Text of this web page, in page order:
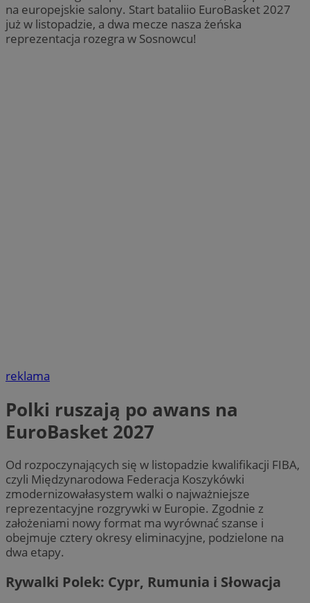
na europejskie salony. Start bataliio EuroBasket 2027
już w listopadzie, a dwa mecze nasza żeńska
reprezentacja rozegra w Sosnowcu!
reklama
Polki ruszają po awans na
EuroBasket 2027
Od rozpoczynających się w listopadzie kwalifikacji FIBA,
czyli Międzynarodowa Federacja Koszykówki
zmodernizowałasystem walki o najważniejsze
reprezentacyjne rozgrywki w Europie. Zgodnie z
założeniami nowy format ma wyrównać szanse i
obejmuje cztery okresy eliminacyjne, podzielone na
dwa etapy.
Rywalki Polek: Cypr, Rumunia i Słowacja